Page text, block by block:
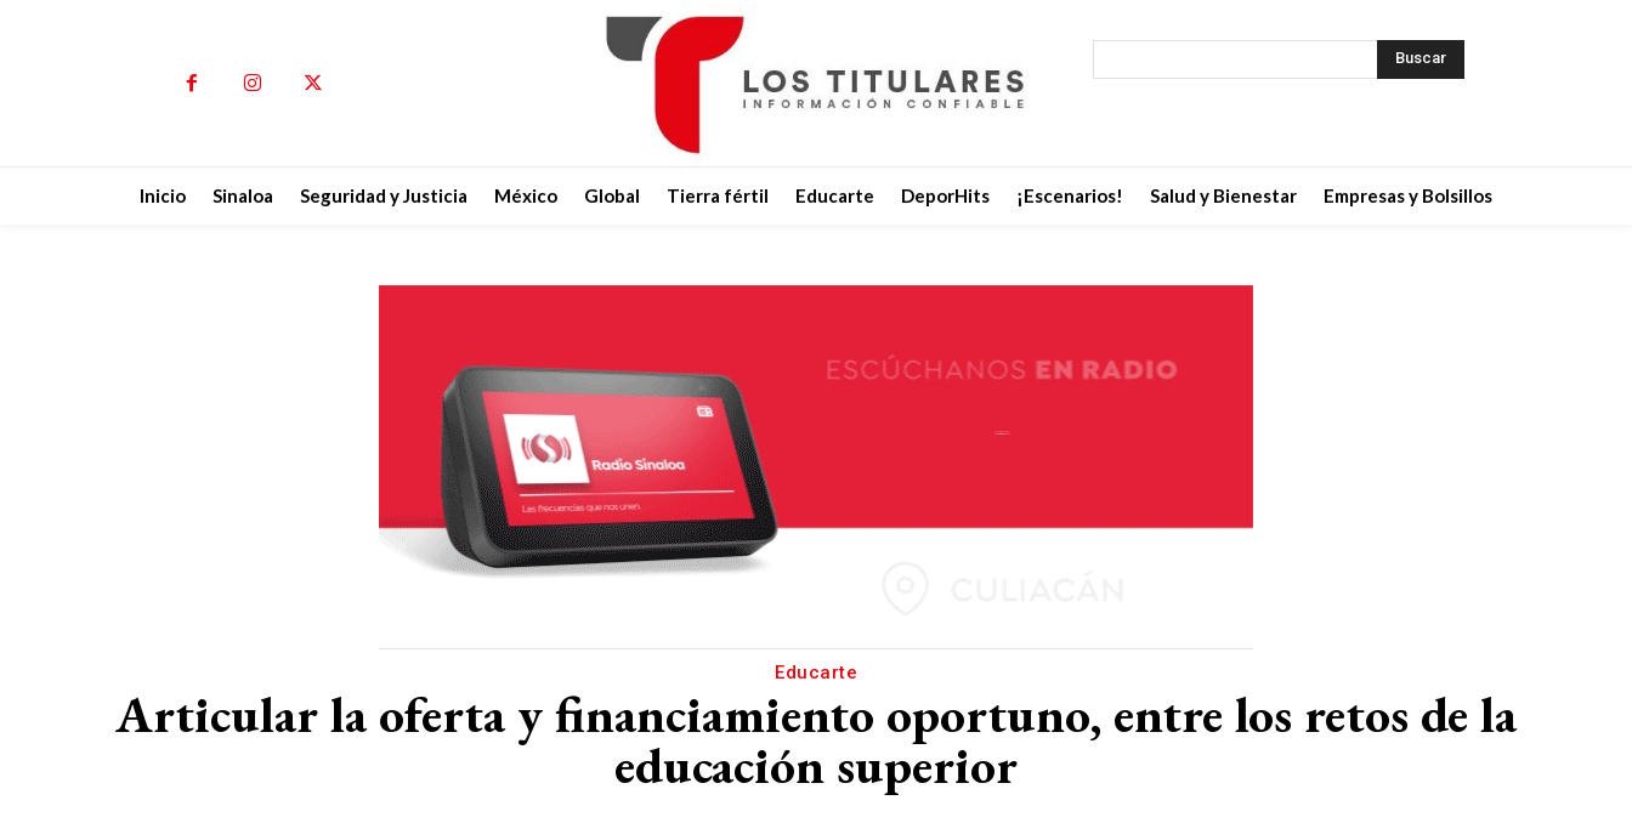
Buscar
Inicio Sinaloa Seguridad y Justicia México Global Tierra fértil Educarte DeporHits ¡Escenarios! Salud y Bienestar Empresas y Bolsillos
Educarte
Articular la oferta y financiamiento oportuno, entre los retos de la
educación superior